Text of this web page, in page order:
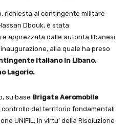
richiesta al contingente militare
Dbouk, è stata
apprezzata dalle autorità libanesi
alla quale ha preso
italiano in Libano,
Lagorio.
su base Brigata Aeromobile
del territorio fondamentali
UNIFIL, in virtu’ della Risoluzione